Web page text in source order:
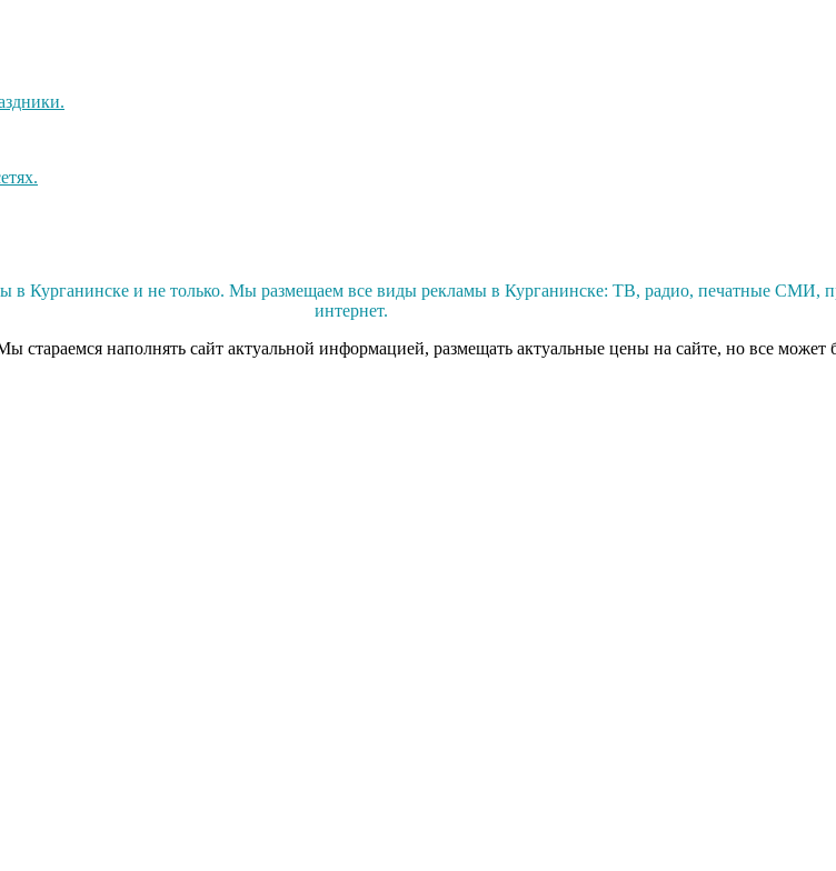
Курганинске и не только. Мы размещаем все виды рекламы в Курганинске: ТВ, радио, печатные СМИ,
интернет.
стараемся наполнять сайт актуальной информацией, размещать актуальные цены на сайте, но все